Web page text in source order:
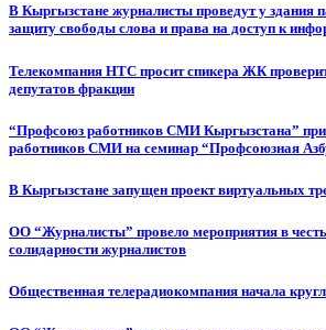
В Кыргызстане журналисты проведут у здания
защиту свободы слова и права на доступ к
Телекомпания НТС просит спикера ЖК
депутатов фракции
“Профсоюз работников СМИ Кыргызстана”
работников СМИ на семинар “Профсоюзная
В Кыргызстане запущен проект виртуальных
ОО “Журналисты” провело мероприятия в
солидарности журналистов
Общественная телерадиокомпания начала